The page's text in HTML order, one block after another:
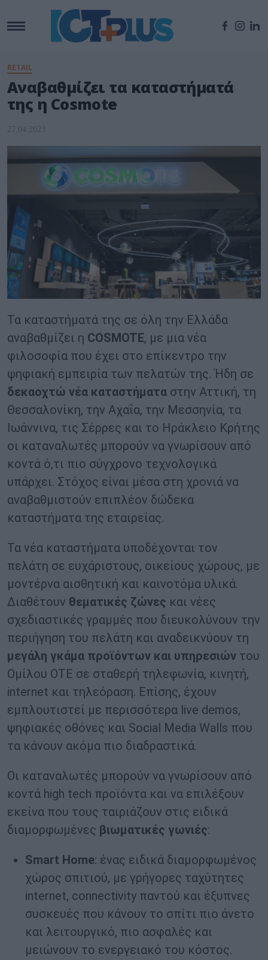
RETAIL
Αναβαθμίζει τα καταστήματά
της η Cosmote
27.04.2023
Τα καταστήματά της σε όλη την Ελλάδα
αναβαθμίζει η COSMOTE, με μια νέα
φιλοσοφία που έχει στο επίκεντρο την
ψηφιακή εμπειρία των πελατών της. Ήδη σε
δεκαοχτώ νέα καταστήματα στην Αττική, τη
Θεσσαλονίκη, την Αχαΐα, την Μεσσηνία, τα
Ιωάννινα, τις Σέρρες και το Ηράκλειο Κρήτης
οι καταναλωτές μπορούν να γνωρίσουν από
κοντά ό,τι πιο σύγχρονο τεχνολογικά
υπάρχει. Στόχος είναι μέσα στη χρονιά να
αναβαθμιστούν επιπλέον δώδεκα
καταστήματα της εταιρείας.
Τα νέα καταστήματα υποδέχονται τον
πελάτη σε ευχάριστους, οικείους χώρους, με
μοντέρνα αισθητική και καινοτόμα υλικά.
Διαθέτουν θεματικές ζώνες και νέες
σχεδιαστικές γραμμές που διευκολύνουν την
περιήγηση του πελάτη και αναδεικνύουν τη
μεγάλη γκάμα προϊόντων και υπηρεσιών του
Ομίλου ΟΤΕ σε σταθερή τηλεφωνία, κινητή,
internet και τηλεόραση. Επίσης, έχουν
εμπλουτιστεί με περισσότερα live demos,
ψηφιακές οθόνες και Social Media Walls που
τα κάνουν ακόμα πιο διαδραστικά.
Οι καταναλωτές μπορούν να γνωρίσουν από
κοντά high tech προϊόντα και να επιλέξουν
εκείνα που τους ταιριάζουν στις ειδικά
διαμορφωμένες βιωματικές γωνιές:
Smart Home: ένας ειδικά διαμορφωμένος
χώρος σπιτιού, με γρήγορες ταχύτητες
internet, connectivity παντού και έξυπνες
συσκευές που κάνουν το σπίτι πιο άνετο
και λειτουργικό, πιο ασφαλές και
μειώνουν το ενεργειακό του κόστος.